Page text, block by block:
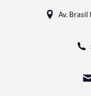
Av. Brasil